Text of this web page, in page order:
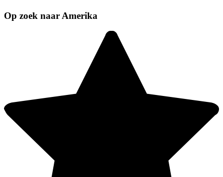
Op zoek naar Amerika